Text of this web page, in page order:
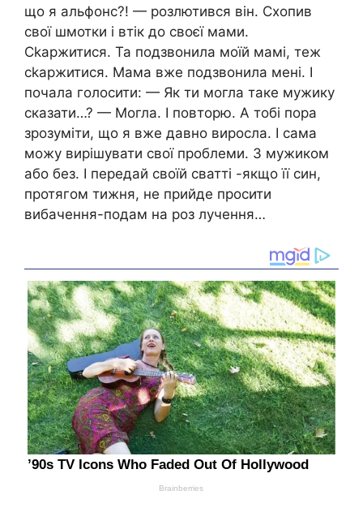
що я альфонс?! — розлютився він. Схопив
свої шмотки і втік до своєї мами.
Сkаржитися. Та подзвонила моїй мамі, теж
сkаржитися. Мама вже подзвонила мені. І
почала голосити: — Як ти могла таке мужику
сказати…? — Могла. І повторю. А тобі пора
зрозуміти, що я вже давно виросла. І сама
можу вирішувати свої проблеми. З мужиком
або без. І передай своїй сватті -якщо її син,
протягом тижня, не прийде просити
вибачення-подам на роз лучення…